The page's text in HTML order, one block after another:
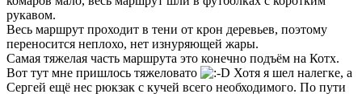
рукавом.
Весь маршрут проходит в тени от крон деревьев, поэтому
переносится неплохо, нет изнуряющей жары.
Самая тяжелая часть маршрута это конечно подъём на Котх.
Вот тут мне пришлось тяжеловато
Хотя я шел налегке, а
Сергей ещё нес рюкзак с кучей всего необходимого. По пути